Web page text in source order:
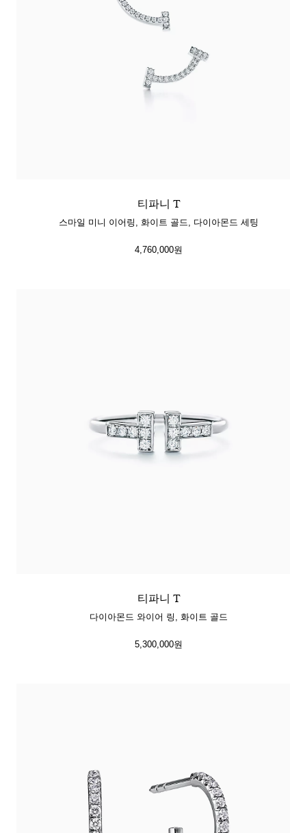
티파니 T
스마일 미니 이어링, 화이트 골드, 다이아몬드 세팅
4,760,000원
티파니 T
다이아몬드 와이어 링, 화이트 골드
5,300,000원